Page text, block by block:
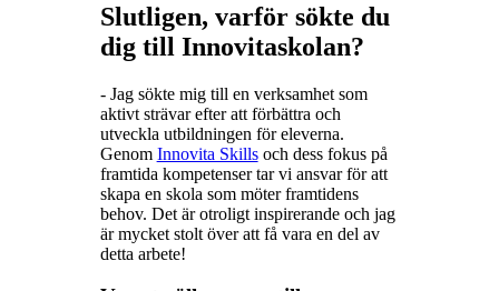
Slutligen, varför sökte du
dig till Innovitaskolan?
- Jag sökte mig till en verksamhet som
aktivt strävar efter att förbättra och
utveckla utbildningen för eleverna.
Genom Innovita Skillsoch dess fokus på
framtida kompetenser tar vi ansvar för att
skapa en skola som möter framtidens
behov. Det är otroligt inspirerande och jag
är mycket stolt över att få vara en del av
detta arbete!